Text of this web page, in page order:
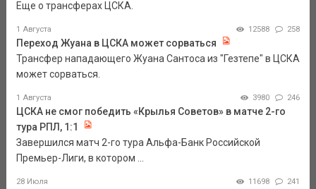
Еще о трансферах ЦСКА.
1 Августа 12588 258
Переход Жуана в ЦСКА может сорваться
Трансфер нападающего Жуана Сантоса из "Гезтепе" в ЦСКА
может сорваться.
1 Августа 3980 246
ЦСКА не смог победить «Крылья Советов» в матче 2-го
тура РПЛ, 1:1
Завершился матч 2-го тура Альфа-Банк Российской
Премьер-Лиги, в котором ...
28 Июля 11698 241